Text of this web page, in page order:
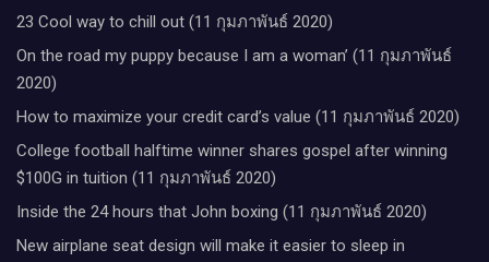
23 Cool way to chill out (11 กุมภาพันธ์ 2020)
On the road my puppy because I am a woman’ (11 กุมภาพันธ์
2020)
How to maximize your credit card’s value (11 กุมภาพันธ์ 2020)
College football halftime winner shares gospel after winning
$100G in tuition (11 กุมภาพันธ์ 2020)
Inside the 24 hours that John boxing (11 กุมภาพันธ์ 2020)
New airplane seat design will make it easier to sleep in